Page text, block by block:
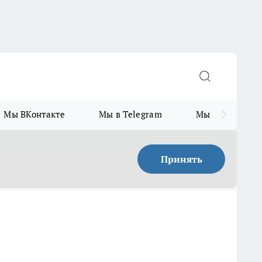
Мы ВКонтакте Мы в Telegram Мы в MAX
Принять